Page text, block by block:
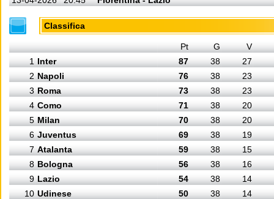
Classifica
Pt G
V
1 Inter 87 38
27
2 Napoli 76 38
23
3 Roma 73 38
23
4 Como 71 38
20
5 Milan 70 38
20
6 Juventus 69 38
19
7 Atalanta 59 38
15
8 Bologna 56 38
16
9 Lazio 54 38
14
10 Udinese 50 38
14